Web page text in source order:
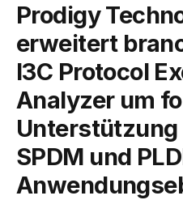
Prodigy
erweitert
I3C Protocol
Analyzer um
SPDM und